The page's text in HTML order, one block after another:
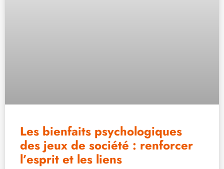
Les bienfaits psychologiques
des jeux de société : renforcer
l’esprit et les liens